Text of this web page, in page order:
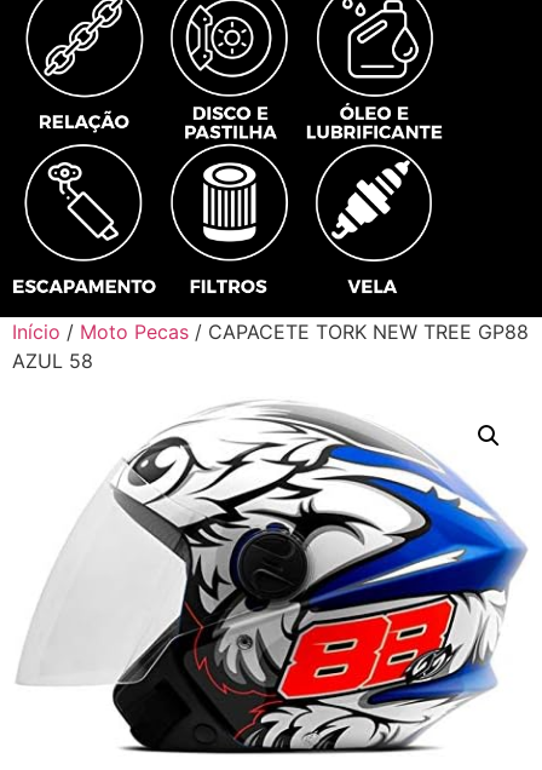
Início / Moto Pecas / CAPACETE TORK NEW TREE GP88
AZUL 58